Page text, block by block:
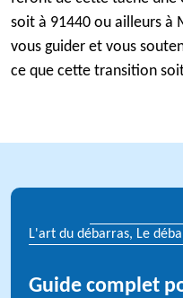
soit à 91440 ou ailleurs à
vous guider et vous
ce que cette transition
L'art du débarras, Le
Guide complet